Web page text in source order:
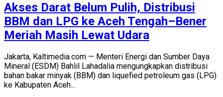
Akses Darat Belum Pulih, Distribusi
BBM dan LPG ke Aceh Tengah–Bener
Meriah Masih Lewat Udara
Jakarta, Kaltimedia.com — Menteri Energi dan Sumber Daya
Mineral (ESDM) Bahlil Lahadalia mengungkapkan distribusi
bahan bakar minyak (BBM) dan liquefied petroleum gas (LPG)
ke Kabupaten Aceh...